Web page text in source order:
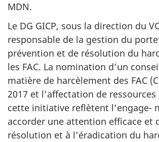
MDN.
Le DG GICP, sous la direction du
responsable de la gestion du
prévention et de résolution du
les FAC. La nomination d’un
matière de harcèlement des FAC
2017 et l’affectation de
cette initiative reflètent l’engage-
accorder une attention efficace et
résolution et à l’éradication du